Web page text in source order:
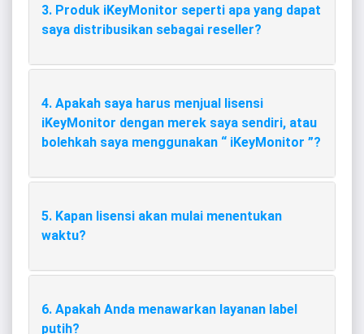
3. Produk iKeyMonitor seperti apa yang dapat
saya distribusikan sebagai reseller?
4. Apakah saya harus menjual lisensi
iKeyMonitor dengan merek saya sendiri, atau
bolehkah saya menggunakan “ iKeyMonitor ”?
5. Kapan lisensi akan mulai menentukan
waktu?
6. Apakah Anda menawarkan layanan label
putih?